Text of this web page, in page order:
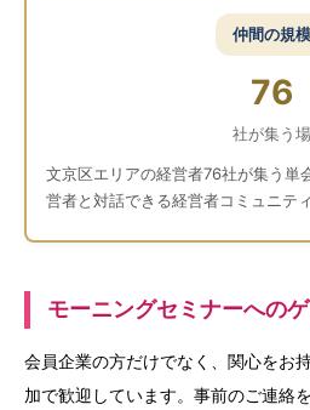
仲間の規模
76
社が集う場
文京区エリアの経営者76社が集う単
営者と対話できる経営者コミュニティ
モーニングセミナーへの
会員企業の方だけでなく、関心をお
加で歓迎しています。事前のご連絡